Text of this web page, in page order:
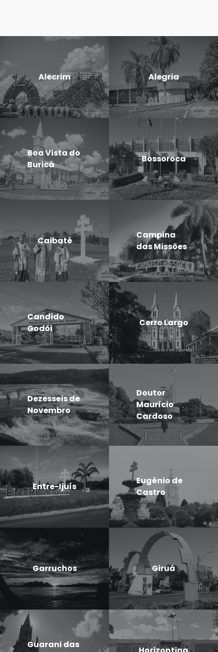
Alecrim Alegria
Boa Vista do
Buricá
Bossoroca
Caibaté
Campina
das Missões
Candido
Godói
Cerro Largo
Dezesseis de
Novembro
Doutor
Maurício
Cardoso
Entre-Ijuís
Eugênio de
Castro
Garruchos Giruá
Guarani das